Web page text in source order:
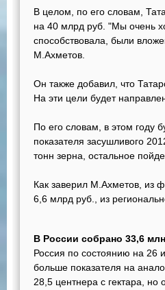
В целом, по его словам,
на 40 млрд руб. "Мы очень
способствовала, были
М.Ахметов.
Он также добавил, что
На эти цели будет
По его словам, в этом году
показателя засушливого
тонн зерна, остальное
Как заверил М.Ахметов, из
6,6 млрд руб., из
В России собрано 33,6
Россия по состоянию на 26
больше показателя на
28,5 центнера с гектара,